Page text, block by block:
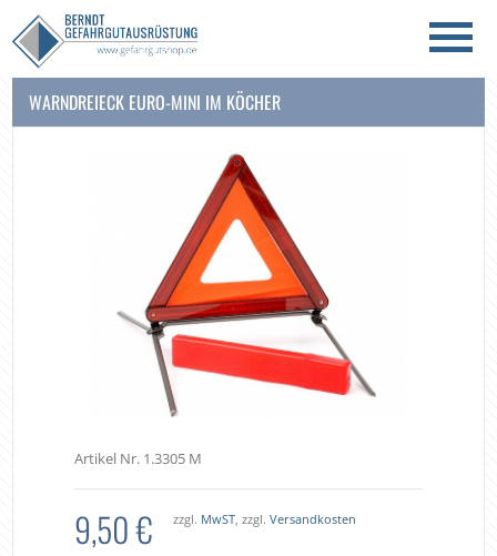
WARNDREIECK EURO-MINI IM KÖCHER
Artikel Nr. 1.3305 M
9,50 € zzgl. MwST, zzgl. Versandkosten